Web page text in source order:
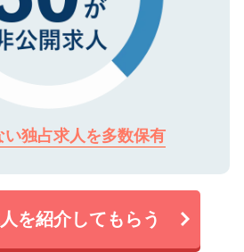
い独占求人を多数保有
を紹介してもらう